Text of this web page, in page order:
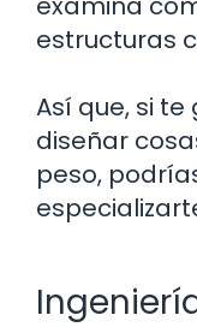
estructuras
Así que, si
diseñar
peso,